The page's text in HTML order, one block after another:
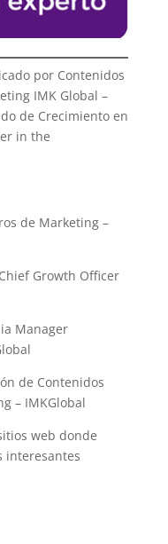
por Contenidos
IMK Global –
de Crecimiento en
in the
de Marketing –
Growth Officer
Manager
de Contenidos
– IMKGlobal
web donde
interesantes